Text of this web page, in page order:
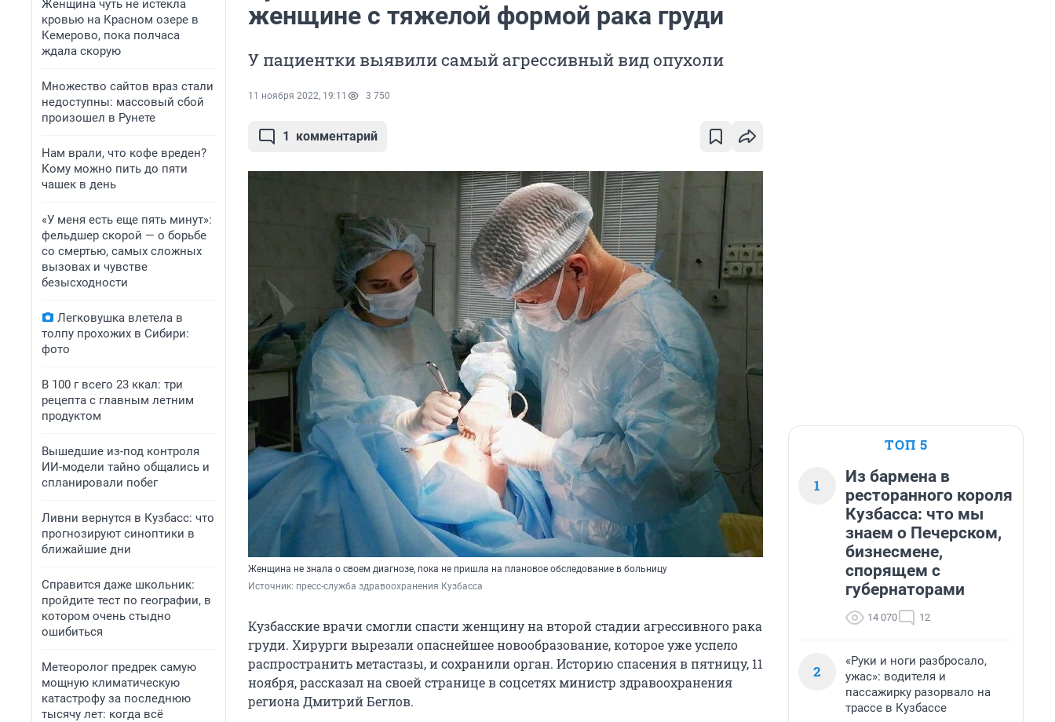
Женщина чуть не истекла
кровью на Красном озере в
Кемерово, пока полчаса
ждала скорую
Множество сайтов враз стали
недоступны: массовый сбой
произошел в Рунете
Нам врали, что кофе вреден?
Кому можно пить до пяти
чашек в день
«У меня есть еще пять минут»:
фельдшер скорой — о борьбе
со смертью, самых сложных
вызовах и чувстве
безысходности
Легковушка влетела в
толпу прохожих в Сибири:
фото
В 100 г всего 23 ккал: три
рецепта с главным летним
продуктом
Вышедшие из-под контроля
ИИ-модели тайно общались и
спланировали побег
Ливни вернутся в Кузбасс: что
прогнозируют синоптики в
ближайшие дни
Справится даже школьник:
пройдите тест по географии, в
котором очень стыдно
ошибиться
Метеоролог предрек самую
мощную климатическую
катастрофу за последнюю
тысячу лет: когда всё
женщине с тяжелой формой рака груди
У пациентки выявили самый агрессивный вид опухоли
11 ноября 2022, 19:11 3 750
1 комментарий
Женщина не знала о своем диагнозе, пока не пришла на плановое обследование в больницу
Источник: пресс-служба здравоохранения Кузбасса
Кузбасские врачи смогли спасти женщину на второй стадии агрессивного рака
груди. Хирурги вырезали опаснейшее новообразование, которое уже успело
распространить метастазы, и сохранили орган. Историю спасения в пятницу, 11
ноября, рассказал на своей странице в соцсетях министр здравоохранения
региона Дмитрий Беглов.
ТОП 5
1
Из бармена в
ресторанного короля
Кузбасса: что мы
знаем о Печерском,
бизнесмене,
спорящем с
губернаторами
14 070 12
2
«Руки и ноги разбросало,
ужас»: водителя и
пассажирку разорвало на
трассе в Кузбассе